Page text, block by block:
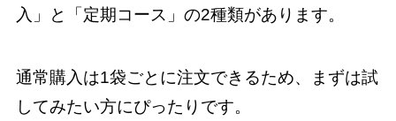
入」と「定期コース」の2種類があります。
通常購入は1袋ごとに注文できるため、まずは試
してみたい方にぴったりです。